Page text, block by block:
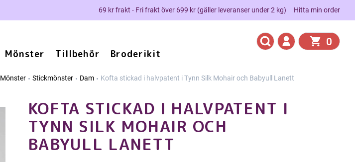
69 kr frakt - Fri frakt över 699 kr (gäller leveranser under 2 kg) Hitta min order
Mönster Tillbehör Broderikit
0
Mönster Stickmönster Dam Kofta stickad i halvpatent i Tynn Silk Mohair och Babyull Lanett
KOFTA STICKAD I HALVPATENT I
TYNN SILK MOHAIR OCH
BABYULL LANETT